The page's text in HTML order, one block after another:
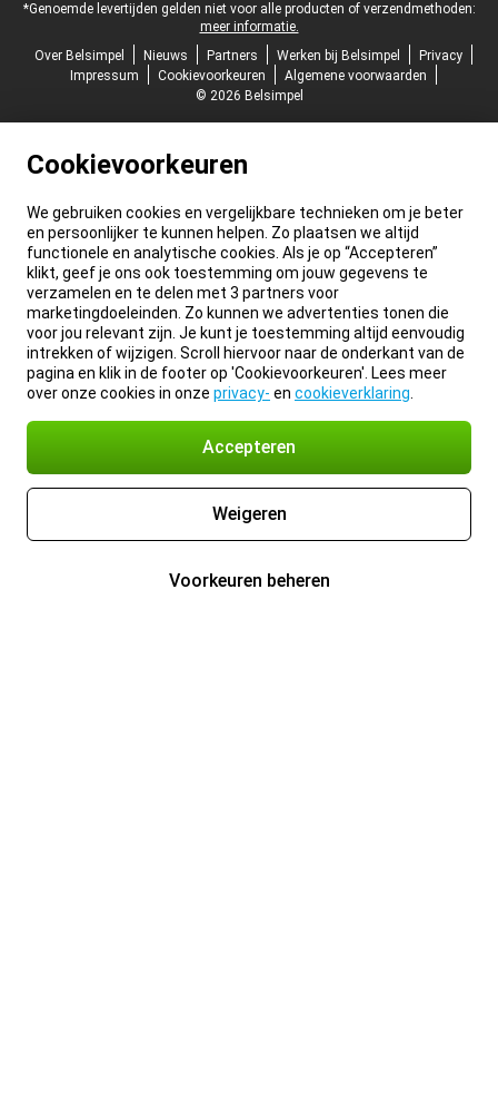
*Genoemde levertijden gelden niet voor alle producten of verzendmethoden:
meer informatie.
Over Belsimpel
Nieuws Partners Werken bij Belsimpel
Privacy
Impressum
Cookievoorkeuren
Algemene voorwaarden
© 2026 Belsimpel
Cookievoorkeuren
We gebruiken cookies en vergelijkbare technieken om je beter
en persoonlijker te kunnen helpen. Zo plaatsen we altijd
functionele en analytische cookies. Als je op “Accepteren”
klikt, geef je ons ook toestemming om jouw gegevens te
verzamelen en te delen met 3 partners voor
marketingdoeleinden. Zo kunnen we advertenties tonen die
voor jou relevant zijn. Je kunt je toestemming altijd eenvoudig
intrekken of wijzigen. Scroll hiervoor naar de onderkant van de
pagina en klik in de footer op 'Cookievoorkeuren'. Lees meer
over onze cookies in onze privacy- en cookieverklaring
Accepteren
Weigeren
Voorkeuren beheren